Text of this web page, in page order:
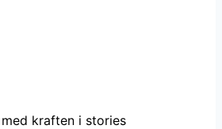
kraften i stories